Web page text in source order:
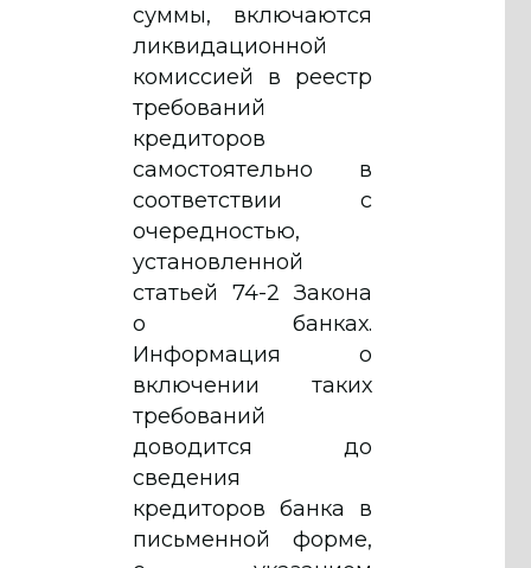
суммы, включаются
ликвидационной
комиссией в реестр
требований
кредиторов
самостоятельно в
соответствии с
очередностью,
установленной
статьей 74-2 Закона
о банках.
Информация о
включении таких
требований
доводится до
сведения
кредиторов банка в
письменной форме,